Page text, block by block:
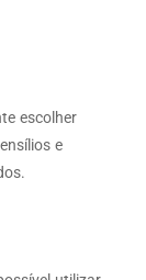
escolher
e